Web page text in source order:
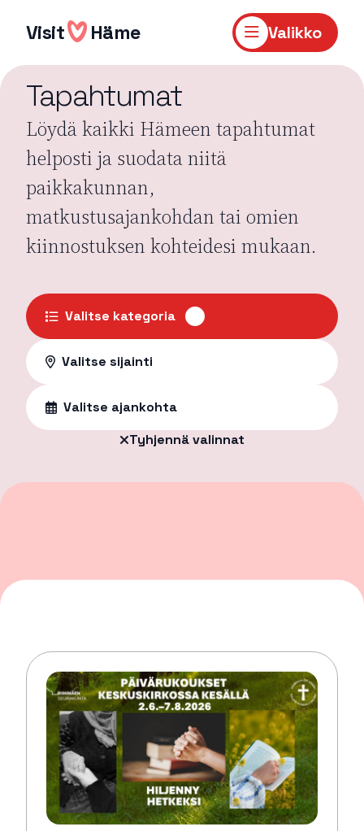
sisältöön
Visit Häme Valikko
Tapahtumat
Löydä kaikki Hämeen tapahtumat
helposti ja suodata niitä
paikkakunnan,
matkustusajankohdan tai omien
kiinnostuksen kohteidesi mukaan.
Valitse kategoria
Valitse sijainti
Valitse ajankohta
Tyhjennä valinnat